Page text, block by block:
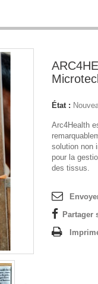
État :
Arc4Health
solution non
pour la
des tissus.
Partager